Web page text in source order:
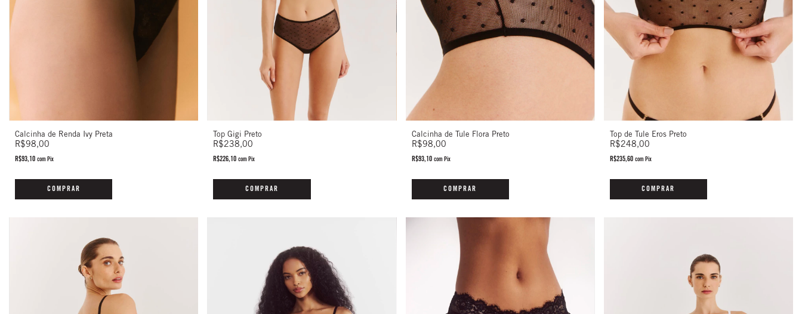
Calcinha de Renda Ivy Preta
R$98,00
R$93,10 com Pix
COMPRAR
Top Gigi Preto
R$238,00
R$226,10com Pix
COMPRAR
Calcinha de Tule Flora Preto
R$98,00
R$93,10 com Pix
COMPRAR
Top de Tule Eros Preto
R$248,00
R$235,60 com Pix
COMPRAR